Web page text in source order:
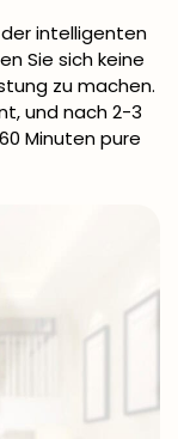
intelligenten
Sie sich keine
zu machen.
und nach 2-3
Minuten pure